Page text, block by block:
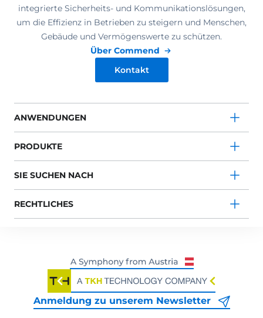
integrierte Sicherheits- und Kommunikationslösungen,
um die Effizienz in Betrieben zu steigern und Menschen,
Gebäude und Vermögenswerte zu schützen.
Über Commend
Kontakt
ANWENDUNGEN
PRODUKTE
SIE SUCHEN NACH
RECHTLICHES
Anmeldung zu unserem Newsletter